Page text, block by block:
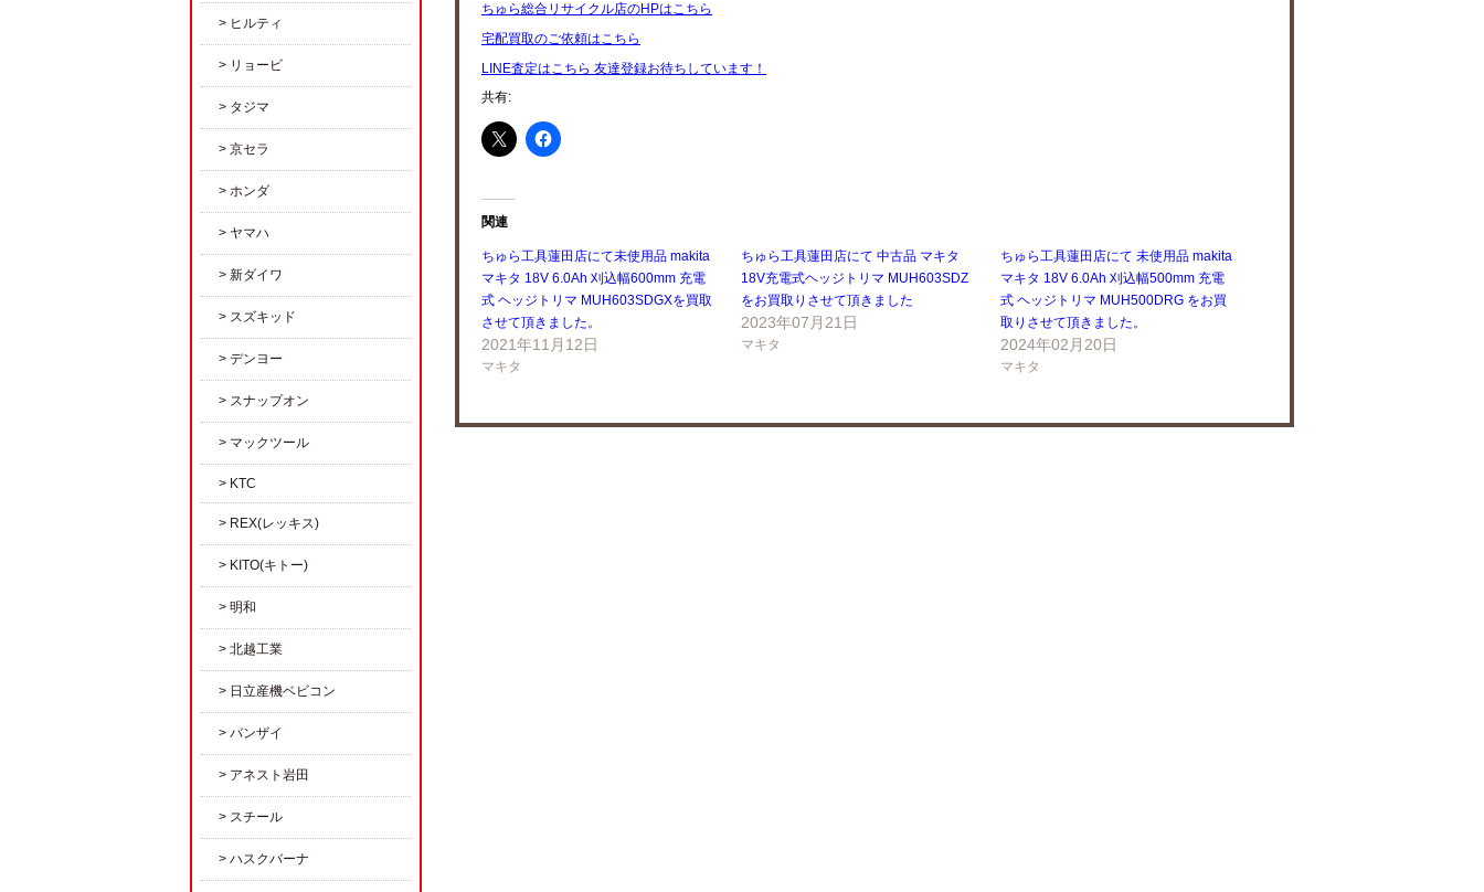
ちゅら総合リサイクル店のHPはこちら
宅配買取のご依頼はこちら
LINE査定はこちら 友達登録お待ちしています！
共有:
関連
ちゅら工具蓮田店にて未使用品 makita
マキタ 18V 6.0Ah 刈込幅600mm 充電
式 ヘッジトリマ MUH603SDGXを買取
させて頂きました。
2021年11月12日
マキタ
ちゅら工具蓮田店にて 中古品 マキタ
18V充電式ヘッジトリマ MUH603SDZ
をお買取りさせて頂きました
2023年07月21日
マキタ
ちゅら工具蓮田店にて 未使用品 makita
マキタ 18V 6.0Ah 刈込幅500mm 充電
式 ヘッジトリマ MUH500DRG をお買
取りさせて頂きました。
2024年02月20日
マキタ
ヒルティ
リョービ
タジマ
京セラ
ホンダ
ヤマハ
新ダイワ
スズキッド
デンヨー
スナップオン
マックツール
KTC
REX(レッキス)
KITO(キトー)
明和
北越工業
日立産機ベビコン
バンザイ
アネスト岩田
スチール
ハスクバーナ